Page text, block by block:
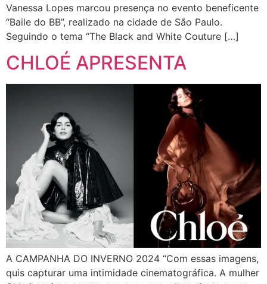
Vanessa Lopes marcou presença no evento beneficente
“Baile do BB”, realizado na cidade de São Paulo.
Seguindo o tema “The Black and White Couture […]
CHLOÉ APRESENTA
A CAMPANHA DO INVERNO 2024 “Com essas imagens,
quis capturar uma intimidade cinematográfica. A mulher